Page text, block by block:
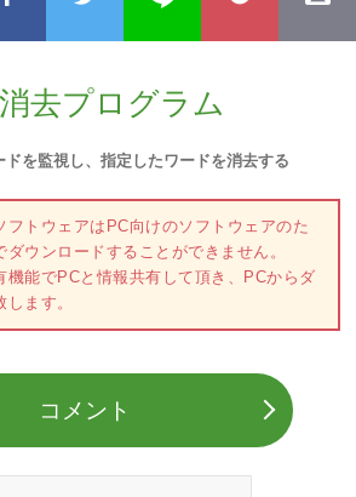
去プログラム
ドを監視し、指定したワードを消去する
フトウェアはPC向けのソフトウェアのた
ウンロードすることができません。
機能でPCと情報共有して頂き、PCからダ
ます。
コメント